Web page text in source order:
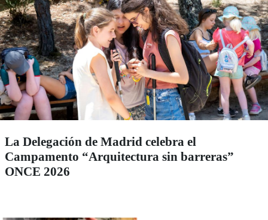
La Delegación de Madrid celebra el
Campamento “Arquitectura sin barreras”
ONCE 2026